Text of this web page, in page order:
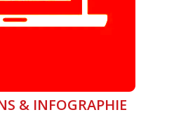
& INFOGRAPHIE